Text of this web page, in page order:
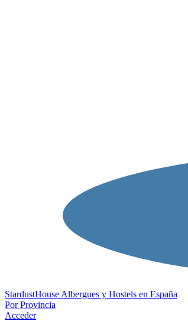
StardustHouse Albergues y Hostels en España
Por Provincia
Acceder